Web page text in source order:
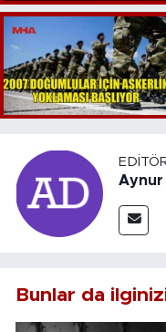
Aynur
Bunlar da